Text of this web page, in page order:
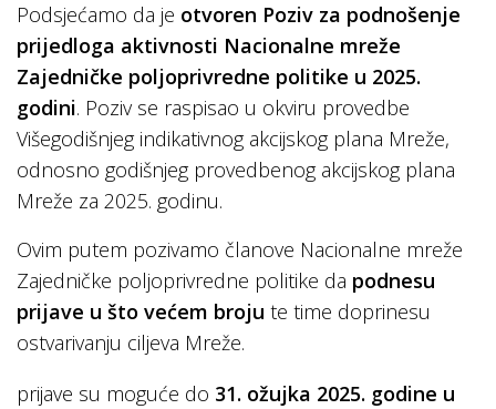
Podsjećamo da je otvoren Poziv za podnošenje
prijedloga aktivnosti Nacionalne mreže
Zajedničke poljoprivredne politike u 2025.
godini. Poziv se raspisao u okviru provedbe
Višegodišnjeg indikativnog akcijskog plana Mreže,
odnosno godišnjeg provedbenog akcijskog plana
Mreže za 2025. godinu.
Ovim putem pozivamo članove Nacionalne mreže
Zajedničke poljoprivredne politike da podnesu
prijave u što većem broju te time doprinesu
ostvarivanju ciljeva Mreže.
prijave su moguće do 31. ožujka 2025. godine u